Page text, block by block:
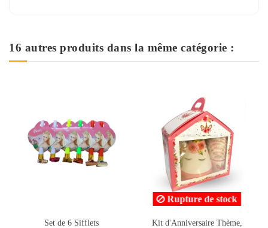
16 autres produits dans la même catégorie :
Kit d'Anniversaire Thème,
Rupture de stock
Guirlande Happy Birthday,